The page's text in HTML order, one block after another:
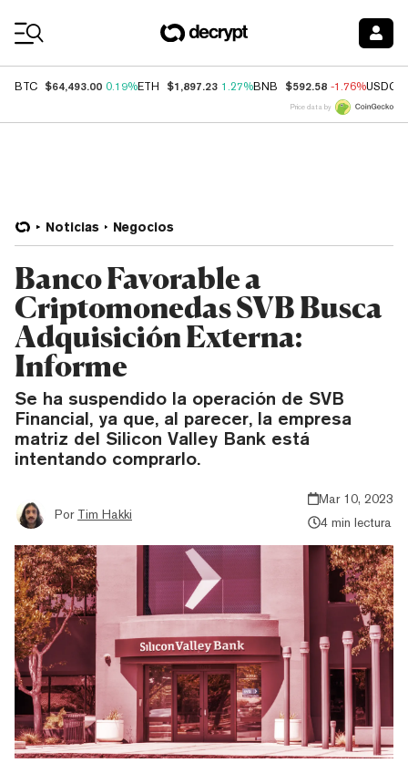
BTC $64,493.00 0.19%ETH $1,897.23 1.27%BNB $592.58 -1.76%USDC
Price data by
Noticias Negocios
Banco Favorable a
Criptomonedas SVB Busca
Adquisición Externa:
Informe
Se ha suspendido la operación de SVB
Financial, ya que, al parecer, la empresa
matriz del Silicon Valley Bank está
intentando comprarlo.
Por Tim Hakki
Mar 10, 2023
4 min lectura